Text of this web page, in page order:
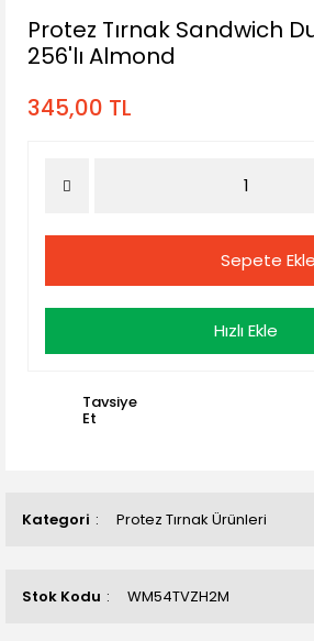
Kategori Protez Tırnak Ürünleri
Stok Kodu WM54TVZH2M
Protez Tırnak Sandwich
256'lı Almond
345,00 TL
Sepete Ekle
Hızlı Ekle
Tavsiye
Et